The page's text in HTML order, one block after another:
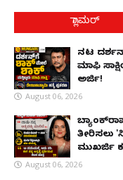
ಗ್ಲಾಮರ್
ನಟ
ಮಾಫಿ
ಅರ್ಜಿ!
August 06, 2026
ತೀರಿಸಲು
ಮುಖರ್ಜಿ
August 06, 2026